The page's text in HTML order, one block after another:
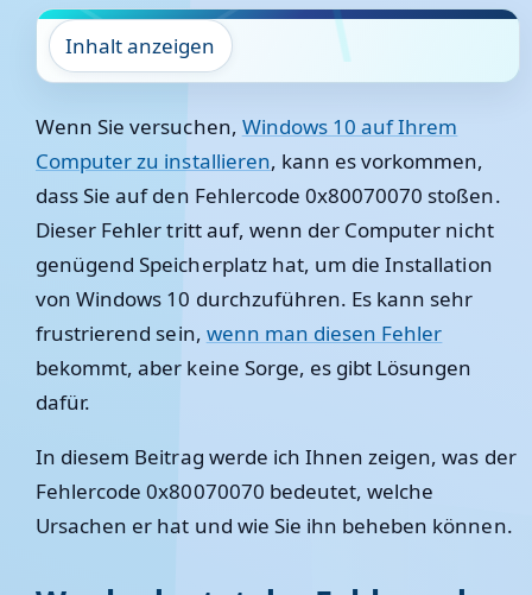
Inhalt anzeigen
Wenn Sie versuchen, Windows 10 auf Ihrem
Computer zu installieren, kann es vorkommen,
dass Sie auf den Fehlercode 0x80070070 stoßen.
Dieser Fehler tritt auf, wenn der Computer nicht
genügend Speicherplatz hat, um die Installation
von Windows 10 durchzuführen. Es kann sehr
frustrierend sein, wenn man diesen Fehler
bekommt, aber keine Sorge, es gibt Lösungen
dafür.
In diesem Beitrag werde ich Ihnen zeigen, was der
Fehlercode 0x80070070 bedeutet, welche
Ursachen er hat und wie Sie ihn beheben können.